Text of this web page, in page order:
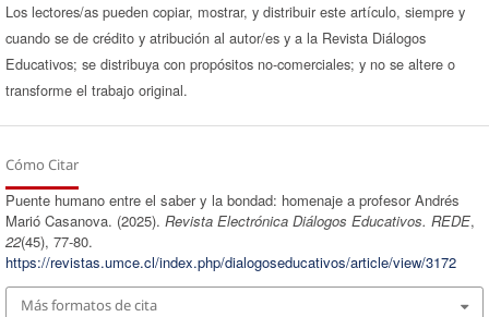
Los lectores/as pueden copiar, mostrar, y distribuir este artículo, siempre y
cuando se de crédito y atribución al autor/es y a la Revista Diálogos
Educativos; se distribuya con propósitos no-comerciales; y no se altere o
transforme el trabajo original.
Cómo Citar
Puente humano entre el saber y la bondad: homenaje a profesor Andrés
Marió Casanova. (2025). Revista Electrónica Diálogos Educativos. REDE,
22(45), 77-80.
https://revistas.umce.cl/index.php/dialogoseducativos/article/view/3172
Más formatos de cita